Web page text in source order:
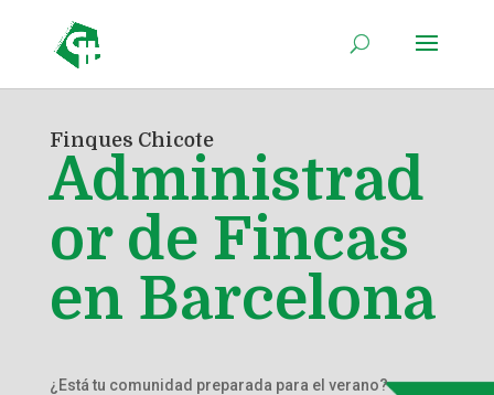
Finques Chicote
Administrad
or de Fincas
en Barcelona
¿Está tu comunidad preparada para el verano?